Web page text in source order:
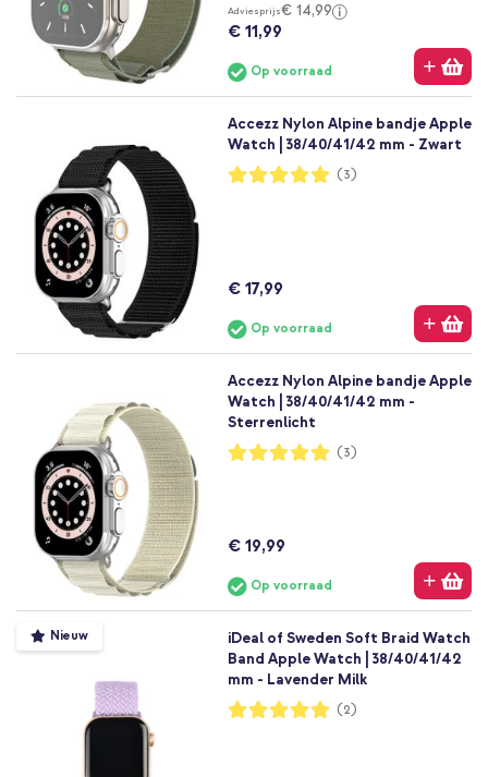
Adviesprijs€ 14,99
€ 11,99
Op voorraad
Accezz Nylon Alpine bandje Apple
Watch | 38/40/41/42 mm - Zwart
Waardering:
100%
(3)
€ 17,99
Op voorraad
Accezz Nylon Alpine bandje Apple
Watch | 38/40/41/42 mm -
Sterrenlicht
Waardering:
100%
(3)
€ 19,99
Op voorraad
Nieuw
iDeal of Sweden Soft Braid Watch
Band Apple Watch | 38/40/41/42
mm - Lavender Milk
Waardering:
100%
(2)